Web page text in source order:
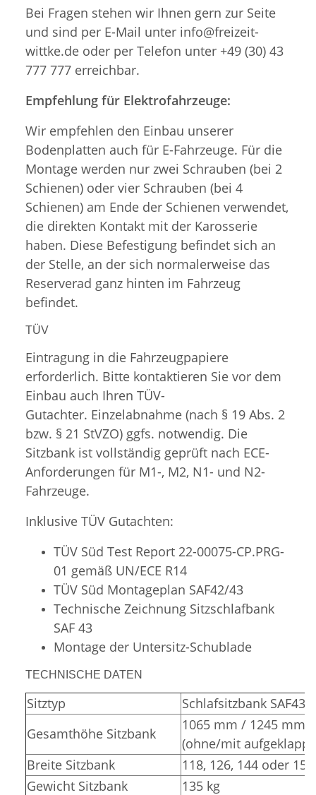
Bei Fragen stehen wir Ihnen gern zur Seite
und sind per E-Mail unter info@freizeit-
wittke.de oder per Telefon unter +49 (30) 43
777 777 erreichbar.
Empfehlung für Elektrofahrzeuge:
Wir empfehlen den Einbau unserer
Bodenplatten auch für E-Fahrzeuge. Für die
Montage werden nur zwei Schrauben (bei 2
Schienen) oder vier Schrauben (bei 4
Schienen) am Ende der Schienen verwendet,
die direkten Kontakt mit der Karosserie
haben. Diese Befestigung befindet sich an
der Stelle, an der sich normalerweise das
Reserverad ganz hinten im Fahrzeug
befindet.
TÜV
Eintragung in die Fahrzeugpapiere
erforderlich. Bitte kontaktieren Sie vor dem
Einbau auch Ihren TÜV-
Gutachter. Einzelabnahme (nach § 19 Abs. 2
bzw. § 21 StVZO) ggfs. notwendig. Die
Sitzbank ist vollständig geprüft nach ECE-
Anforderungen für M1-, M2, N1- und N2-
Fahrzeuge.
Inklusive TÜV Gutachten:
TÜV Süd Test Report 22-00075-CP.PRG-
01 gemäß UN/ECE R14
TÜV Süd Montageplan SAF42/43
Technische Zeichnung Sitzschlafbank
SAF 43
Montage der Untersitz-Schublade
TECHNISCHE DATEN
Sitztyp
Schlafsitzbank SAF43
Gesamthöhe Sitzbank
1065 mm / 1245 mm
(ohne/mit
Breite Sitzbank
118, 126, 144 oder
Gewicht Sitzbank
135 kg